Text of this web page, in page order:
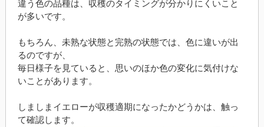
違う色の品種は、収穫のタイミングが分かりにくいこと
が多いです。
もちろん、未熟な状態と完熟の状態では、色に違いが出
るのですが、
毎日様子を見ていると、思いのほか色の変化に気付けな
いことがあります。
しましまイエローが収穫適期になったかどうかは、触っ
て確認します。